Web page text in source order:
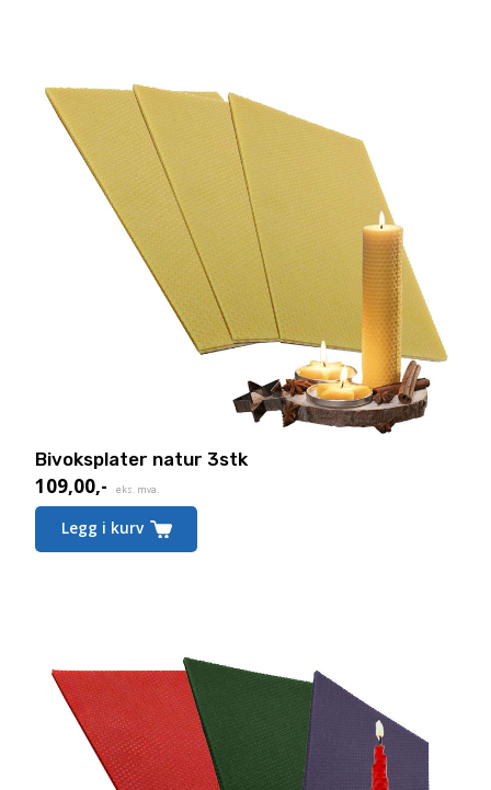
Bivoksplater natur 3stk
109,00,- eks. mva.
Legg i kurv